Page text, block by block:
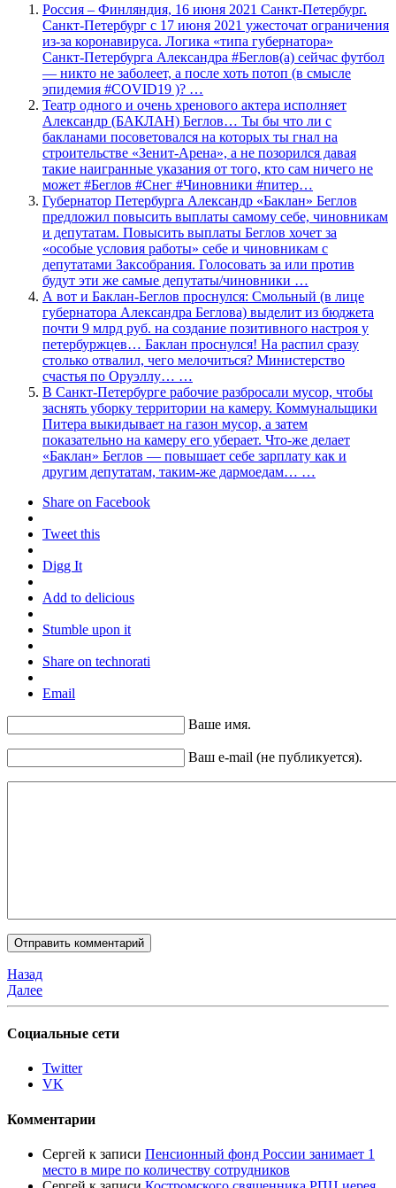
Россия – Финляндия, 16 июня 2021 Санкт-Петербург.
Санкт-Петербург с 17 июня 2021 ужесточат ограничения
из-за коронавируса. Логика «типа губернатора»
Санкт‑Петербурга Александра #Беглов(а) сейчас футбол
— никто не заболеет, а после хоть потоп (в смысле
эпидемия #COVID19 )? …
Театр одного и очень хренового актера исполняет
Александр (БАКЛАН) Беглов… Ты бы что ли с
бакланами посоветовался на которых ты гнал на
строительстве «Зенит-Арена», а не позорился давая
такие наигранные указания от того, кто сам ничего не
может #Беглов #Снег #Чиновники #питер…
Губернатор Петербурга Александр «Баклан» Беглов
предложил повысить выплаты самому себе, чиновникам
и депутатам. Повысить выплаты Беглов хочет за
«особые условия работы» себе и чиновникам с
депутатами Заксобрания. Голосовать за или против
будут эти же самые депутаты/чиновники …
А вот и Баклан-Беглов проснулся: Смольный (в лице
губернатора Александра Беглова) выделит из бюджета
почти 9 млрд руб. на создание позитивного настроя у
петербуржцев… Баклан проснулся! На распил сразу
столько отвалил, чего мелочиться? Министерство
счастья по Оруэллу… …
В Санкт-Петербурге рабочие разбросали мусор, чтобы
заснять уборку территории на камеру. Коммунальщики
Питера выкидывает на газон мусор, а затем
показательно на камеру его уберает. Что-же делает
«Баклан» Беглов — повышает себе зарплату как и
другим депутатам, таким-же дармоедам… …
Share on Facebook
Tweet this
Digg It
Add to delicious
Stumble upon it
Share on technorati
Email
Ваше имя.
Ваш e-mail (не публикуется).
Назад
Далее
Социальные сети
Twitter
VK
Комментарии
Сергей к записи Пенсионный фонд России занимает 1
место в мире по количеству сотрудников